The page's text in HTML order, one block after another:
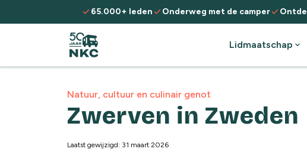
Spring naar de inhoud
check65.000+ ledencheckOnderweg met de campercheck
Lidmaatschap expand_more
Natuur, cultuur en culinair genot
Zwerven in Zweden
Laatst gewijzigd: 31 maart 2026